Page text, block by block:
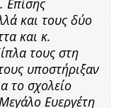
και τους δύο
και κ.
τους στη
υποστήριξαν
το σχολείο
Ευεργέτη